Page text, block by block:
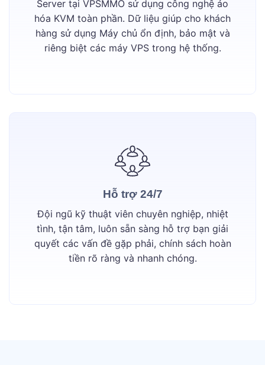
Server tại VPSMMO sử dụng công nghệ ảo
hóa KVM toàn phần. Dữ liệu giúp cho khách
hàng sử dụng Máy chủ ổn định, bảo mật và
riêng biệt các máy VPS trong hệ thống.
Hỗ trợ 24/7
Đội ngũ kỹ thuật viên chuyên nghiệp, nhiệt
tình, tận tâm, luôn sẵn sàng hỗ trợ bạn giải
quyết các vấn đề gặp phải, chính sách hoàn
tiền rõ ràng và nhanh chóng.